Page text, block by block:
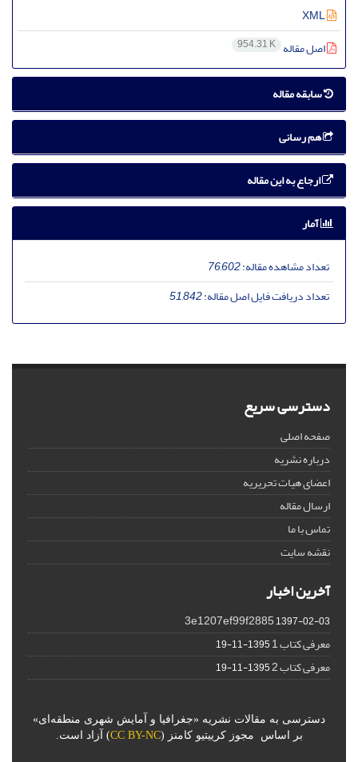
اصل مقاله 954.31 K
سابقه مقاله
هم رسانی
ارجاع به این مقاله
آمار
تعداد مشاهده مقاله:76,602
تعداد دریافت فایل اصل مقاله:51,842
دسترسی سریع
صفحه اصلی
درباره نشریه
اعضای هیات تحریریه
ارسال مقاله
تماس با ما
نقشه سایت
آخرین اخبار
3e1207ef99f28851397-02-03
معرفی کتاب 1 1395-11-19
معرفی کتاب 2 1395-11-19
دسترسی به مقالات نشریه «جغرافیا و آمایش شهری منطقه‌ای»
بر اساس مجوز کرییتیو کامنز (CC BY-NC) آزاد است.